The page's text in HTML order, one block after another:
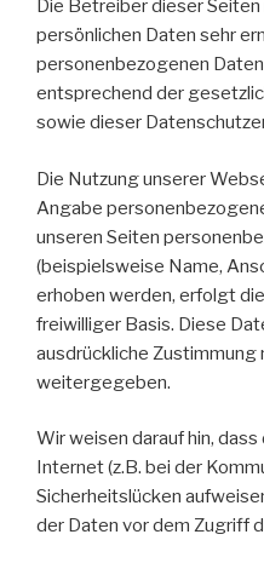
Die Betreiber dieser
persönlichen Daten sehr
personenbezogenen
entsprechend der
sowie dieser
Die Nutzung unserer
Angabe
unseren Seiten
(beispielsweise Name,
erhoben werden, erfolgt
freiwilliger Basis. Diese
ausdrückliche Zustimmung
weitergegeben.
Wir weisen darauf hin,
Internet (z.B. bei der
Sicherheitslücken
der Daten vor dem Zugriff